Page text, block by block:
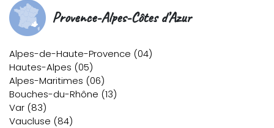
Provence-Alpes-Côtes d’Azur
Alpes-de-Haute-Provence (04)
Hautes-Alpes (05)
Alpes-Maritimes (06)
Bouches-du-Rhône (13)
Var (83)
Vaucluse (84)